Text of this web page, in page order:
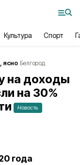
Культура Спорт
ясно Белгород
на доходы
на 30%
Новость
года